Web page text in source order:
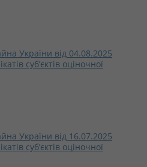
України від 04.08.2025
суб’єктів оціночної
України від 16.07.2025
суб’єктів оціночної